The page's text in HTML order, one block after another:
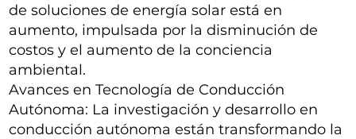
de soluciones de energía solar está en
aumento, impulsada por la disminución de
costos y el aumento de la conciencia
ambiental.
Avances en Tecnología de Conducción
Autónoma: La investigación y desarrollo en
conducción autónoma están transformando la